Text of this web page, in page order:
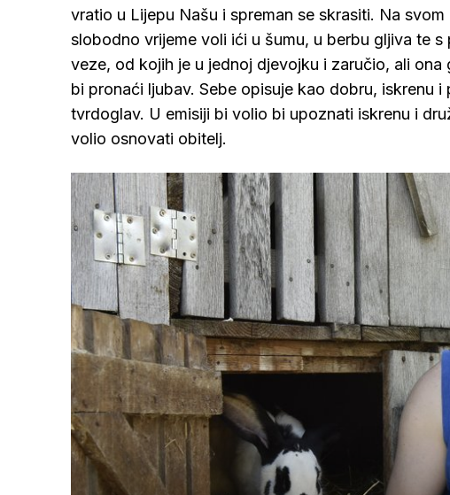
vratio u Lijepu Našu i spreman se skrasiti. Na
slobodno vrijeme voli ići u šumu, u berbu gljiva te
veze, od kojih je u jednoj djevojku i zaručio, ali
bi pronaći ljubav. Sebe opisuje kao dobru, iskrenu
tvrdoglav. U emisiji bi volio bi upoznati iskrenu i
volio osnovati obitelj.